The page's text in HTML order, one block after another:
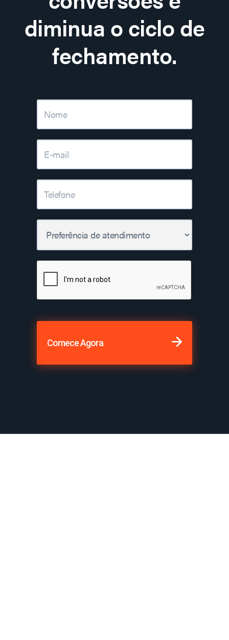
diminua o ciclo de
fechamento.
Comece Agora